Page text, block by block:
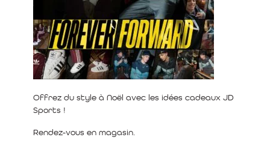
Offrez du style à Noël avec les idées cadeaux JD
Sports !
Rendez-vous en magasin.